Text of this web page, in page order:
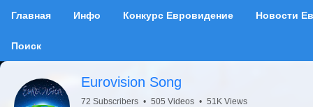
Главная Инфо Конкурс Евровидение Новости
Поиск
Eurovision Song
72 Subscribers • 505 Videos • 51K Views